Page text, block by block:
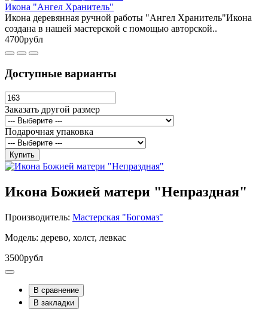
Икона "Ангел Хранитель"
Икона деревянная ручной работы "Ангел Хранитель"Икона
создана в нашей мастерской с помощью авторской..
4700рубл
Доступные варианты
Заказать другой размер
Подарочная упаковка
Купить
Икона Божией матери "Непраздная"
Производитель: Мастерская "Богомаз"
Модель: дерево, холст, левкас
3500рубл
В сравнение
В закладки